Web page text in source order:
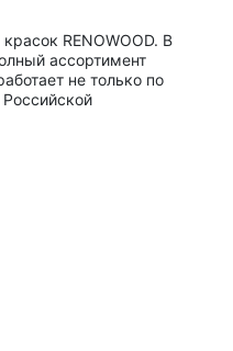
RENOWOOD. В
ассортимент
не только по